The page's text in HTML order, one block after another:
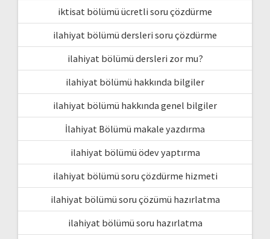
iktisat bölümü ücretli soru çözdürme
ilahiyat bölümü dersleri soru çözdürme
ilahiyat bölümü dersleri zor mu?
ilahiyat bölümü hakkında bilgiler
ilahiyat bölümü hakkında genel bilgiler
İlahiyat Bölümü makale yazdırma
ilahiyat bölümü ödev yaptırma
ilahiyat bölümü soru çözdürme hizmeti
ilahiyat bölümü soru çözümü hazırlatma
ilahiyat bölümü soru hazırlatma